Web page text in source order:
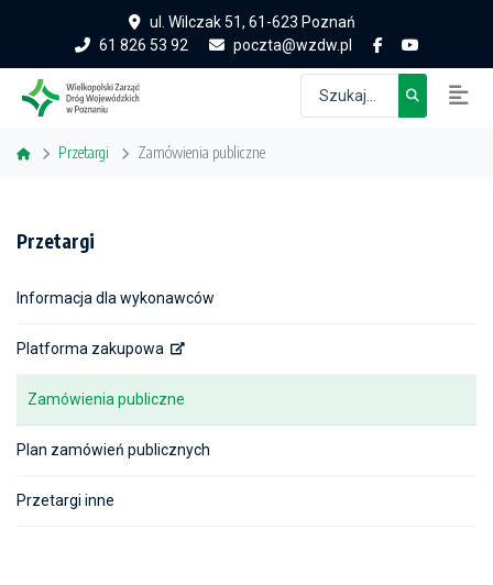
ul. Wilczak 51, 61-623 Poznań
61 826 53 92
poczta@wzdw.pl
Przetargi Zamówienia publiczne
Przetargi
Informacja dla wykonawców
Platforma zakupowa
Zamówienia publiczne
Plan zamówień publicznych
Przetargi inne